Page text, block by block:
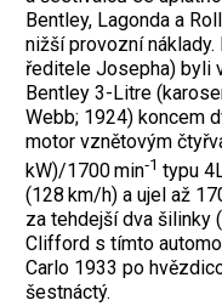
Bentley, Lagonda a
nižší provozní náklady.
ředitele Josepha) byli
Bentley 3-Litre
Webb; 1924) koncem
motor vznětovým
kW)/1700 min‑1 typu
(128 km/h) a ujel až
za tehdejší dva šilinky
Clifford s tímto
Carlo 1933 po
šestnáctý.